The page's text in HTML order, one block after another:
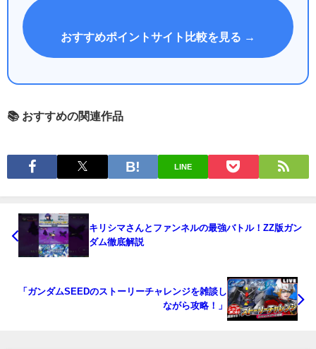
おすすめポイントサイト比較を見る →
📚 おすすめの関連作品
LINE
キリシマさんとファンネルの最強バトル！ZZ版ガン
ダム徹底解説
「ガンダムSEEDのストーリーチャレンジを雑談し
ながら攻略！」